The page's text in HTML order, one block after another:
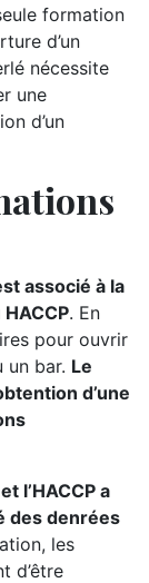
formation
d’un
nécessite
une
d’un
associé à la
. En
pour ouvrir
un bar. Le
d’une
l’HACCP a
des denrées
les
d’être